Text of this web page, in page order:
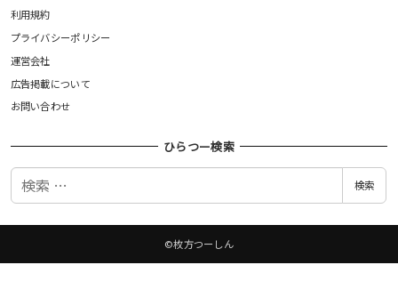
利用規約
プライバシーポリシー
運営会社
広告掲載について
お問い合わせ
ひらつー検索
検
検索
©枚方つーしん